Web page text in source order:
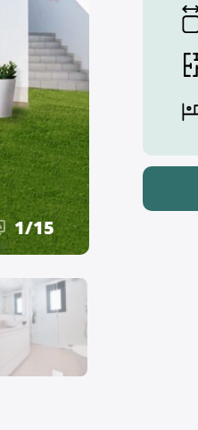
1/15